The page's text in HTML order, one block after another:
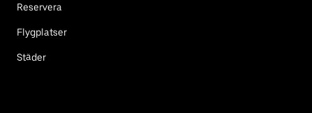
Reservera
Flygplatser
Städer